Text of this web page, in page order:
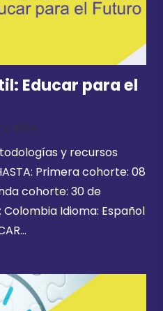
Educar para el
2 años
y recursos
Primera cohorte: 08
cohorte: 30 de
Idioma: Español